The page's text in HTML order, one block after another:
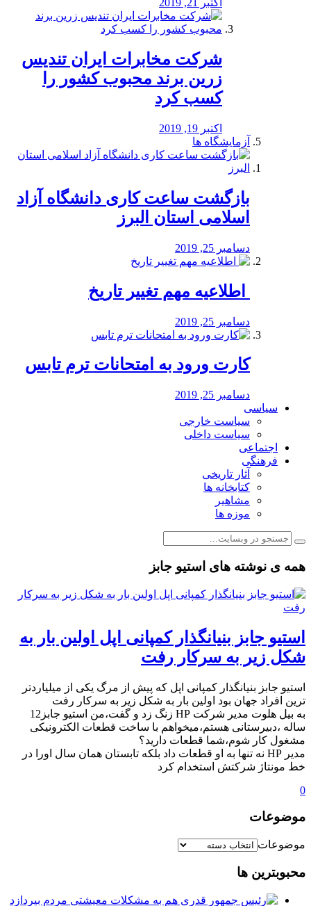
اکتبر 21, 2019
شرکت مخابرات ایران تندیس
زرین برند محبوب کشور را
کسب کرد
اکتبر 19, 2019
آزمایشگاه ها
بازگشت ساعت کاری دانشگاه آزاد
اسلامی استان البرز
دسامبر 25, 2019
️ اطلاعیه مهم تغییر تاریخ
دسامبر 25, 2019
کارت ورود به امتحانات ترم تابس
دسامبر 25, 2019
سیاسی
سیاست خارجی
سیاست داخلی
اجتماعی
فرهنگی
آثار تاریخی
کتابخانه ها
مشاهیر
موزه ها
همه ی نوشته های استیو جابز
استیو جابز بنیانگذار کمپانی اپل اولین بار به
شکل زیر به سرکار رفت
استیو جابز بنیانگذار کمپانی اپل که پیش از مرگ یکی از میلیاردتر
ترین افراد جهان بود اولین بار به شکل زیر به سرکار رفت
به بیل هلوت مدیر شرکت HP زنگ زد و گفت،من استیو جابز12
ساله ،دبیرستانی هستم،میخواهم با ساخت قطعات الکترونیکی
مشغول کار شوم،شما قطعات دارید؟
مدیر HP نه تنها به او قطعات داد بلکه تابستان همان سال اورا در
خط مونتاژ شرکتش استخدام کرد
0
موضوعات
موضوعات
محبوبترین ها